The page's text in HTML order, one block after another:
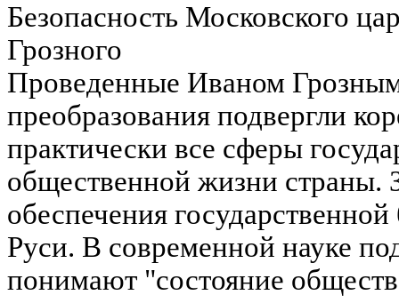
Безопасность Московского
Грозного
Проведенные Иваном
преобразования подвергли
практически все сферы
общественной жизни страны.
обеспечения
Руси. В современной науке
понимают "состояние